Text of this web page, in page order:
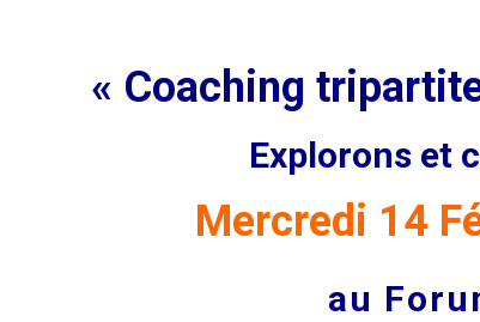
« Coaching
Explorons et
Mercredi 14
au